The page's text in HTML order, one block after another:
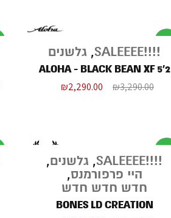
!!!!SALEEEE
, גלשנים
ALOHA - BLACK BEAN XF 5'2
₪3,290.00
₪2,290.00
!!!!SALEEEE
, גלשנים,
היי פרפורמנס,
חדש חדש חדש
BONES LD CREATION